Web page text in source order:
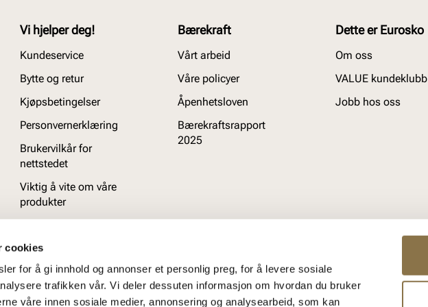
cookies
for å gi innhold og annonser et personlig preg, for å levere sosiale
trafikken vår. Vi deler dessuten informasjon om hvordan du bruker
våre innen sosiale medier, annonsering og analysearbeid, som kan
Vi hjelper deg!
Kundeservice
Bytte og retur
Kjøpsbetingelser
Personvernerklæring
Brukervilkår for
nettstedet
Viktig å vite om våre
produkter
Bærekraft
Vårt arbeid
Våre policyer
Åpenhetsloven
Bærekraftsrapport
2025
Dette er Eurosko
Om oss
VALUE kundeklubb
Jobb hos oss